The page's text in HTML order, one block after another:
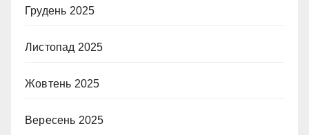
Грудень 2025
Листопад 2025
Жовтень 2025
Вересень 2025